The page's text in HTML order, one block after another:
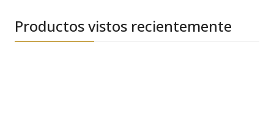
Productos vistos recientemente